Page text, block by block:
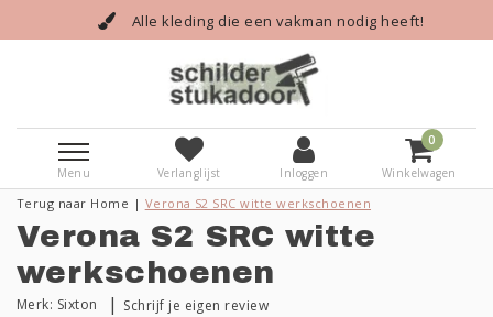
Alle kleding die een vakman nodig heeft!
Menu Verlanglijst Inloggen
0
Winkelwagen
Terug naar Home | Verona S2 SRC witte werkschoenen
Verona S2 SRC witte
werkschoenen
Merk: Sixton | Schrijf je eigen review